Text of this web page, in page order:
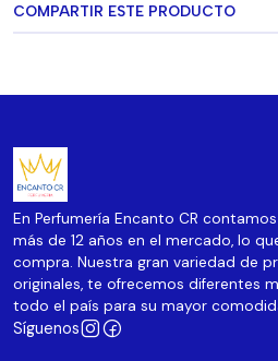
COMPARTIR ESTE PRODUCTO
En Perfumería Encanto CR
más de 12 años en el mercado, lo
compra. Nuestra gran variedad de
originales, te ofrecemos diferentes
todo el país para su mayor
Síguenos